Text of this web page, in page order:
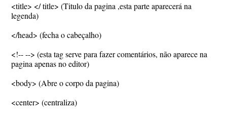
<title> </ title> (Titulo da pagina ,esta parte aparecerá na
legenda)
</head> (fecha o cabeçalho)
<!-- --> (esta tag serve para fazer comentários, não aparece na
pagina apenas no editor)
<body> (Abre o corpo da pagina)
<center> (centraliza)